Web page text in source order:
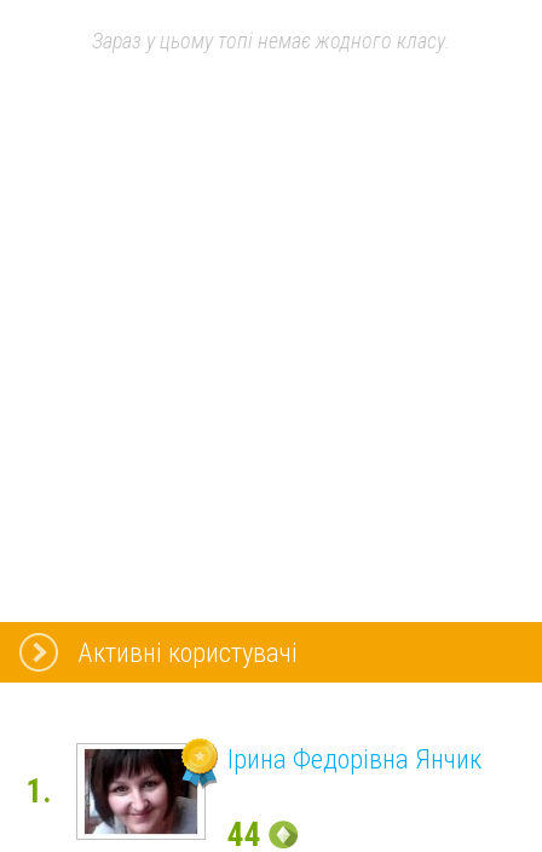
Зараз у цьому топі немає жодного класу.
Активні користувачі
1.
Ірина Федорівна Янчик
44